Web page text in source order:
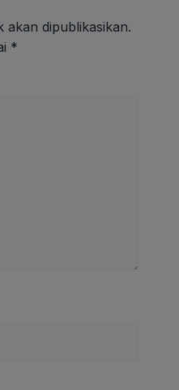
akan dipublikasikan.
*